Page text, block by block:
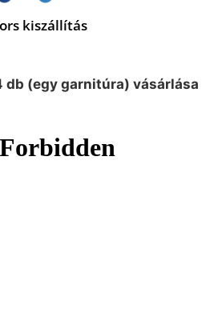
kiszállítás
(egy garnitúra) vásárlása